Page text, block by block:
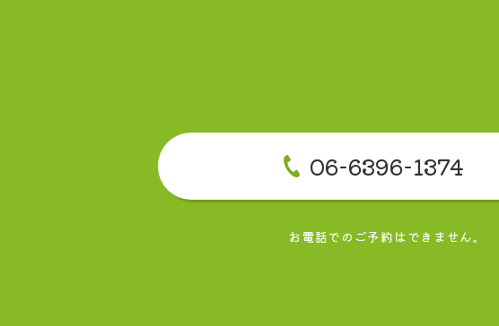
06-6396-1374
お電話でのご予約はできません。